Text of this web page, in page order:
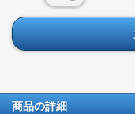
商品の詳細